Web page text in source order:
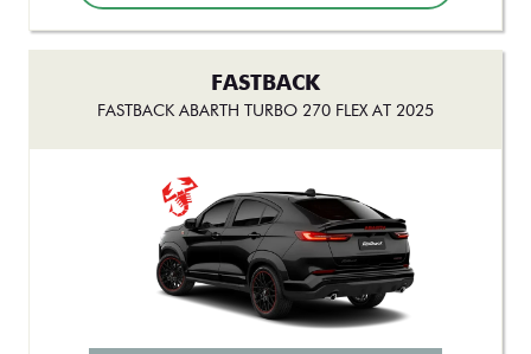
FALE AGORA: (61) 99258-3731
FINANCIAMENTO
De: R$ 119.990,00
FASTBACK
FASTBACK ABARTH TURBO 270 FLEX AT 2025